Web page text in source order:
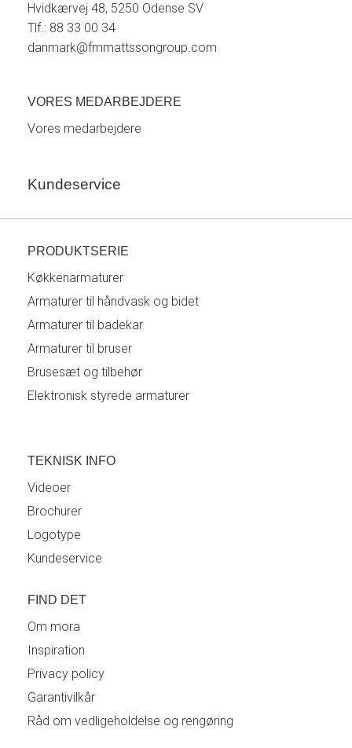
Hvidkærvej 48, 5250 Odense SV
Tlf.: 88 33 00 34
danmark@fmmattssongroup.com
VORES MEDARBEJDERE
Vores medarbejdere
Kundeservice
PRODUKTSERIE
Køkkenarmaturer
Armaturer til håndvask og bidet
Armaturer til badekar
Armaturer til bruser
Brusesæt og tilbehør
Elektronisk styrede armaturer
TEKNISK INFO
Videoer
Brochurer
Logotype
Kundeservice
FIND DET
Om mora
Inspiration
Privacy policy
Garantivilkår
Råd om vedligeholdelse og rengøring